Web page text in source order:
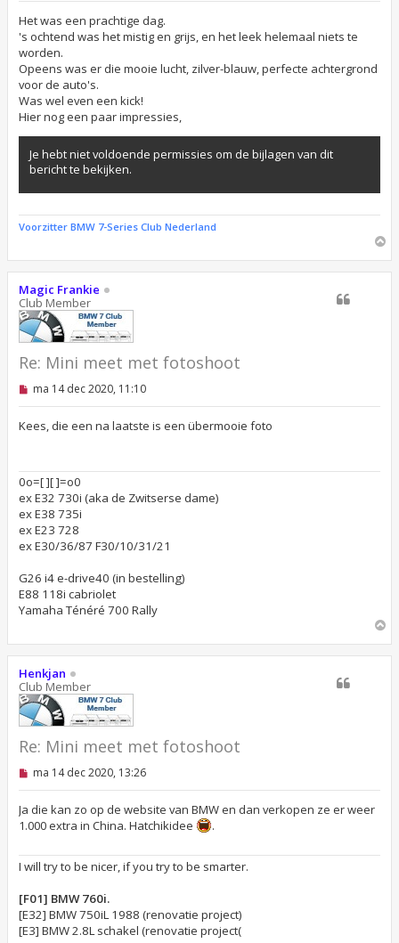
e
l
e
z
e
n
b
e
r
h
t
Het was een prachtige dag.
's ochtend was het mistig en grijs, en het leek helemaal niets te
worden.
Opeens was er die mooie lucht, zilver-blauw, perfecte achtergrond
voor de auto's.
Was wel even een kick!
Hier nog een paar impressies,
Je hebt niet voldoende permissies om de bijlagen van dit
bericht te bekijken.
Voorzitter BMW 7-Series Club Nederland
h
Magic Frankie
Club Member
Re: Mini meet met fotoshoot
O
e
e
n
b
e
r
i
c
t
ma 14 dec 2020, 11:10
Kees, die een na laatste is een übermooie foto
0o=[ ][ ]=o0
ex E32 730i (aka de Zwitserse dame)
ex E38 735i
ex E23 728
ex E30/36/87 F30/10/31/21
G26 i4 e-drive40 (in bestelling)
E88 118i cabriolet
Yamaha Ténéré 700 Rally
h
Henkjan
Club Member
Re: Mini meet met fotoshoot
O
e
l
e
e
n
e
r
i
c
ma 14 dec 2020, 13:26
Ja die kan zo op de website van BMW en dan verkopen ze er weer
1.000 extra in China. Hatchikidee
.
I will try to be nicer, if you try to be smarter.
[F01] BMW 760i.
[E32] BMW 750iL 1988 (renovatie project)
[E3] BMW 2.8L schakel (renovatie project(